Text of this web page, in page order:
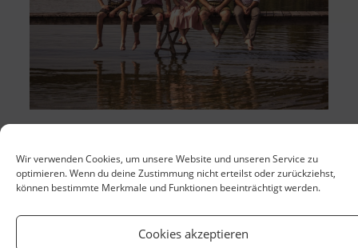
Wir verwenden Cookies, um unsere Website und unseren Service zu
optimieren. Wenn du deine Zustimmung nicht erteilst oder zurückziehst,
können bestimmte Merkmale und Funktionen beeinträchtigt werden.
Cookies akzeptieren